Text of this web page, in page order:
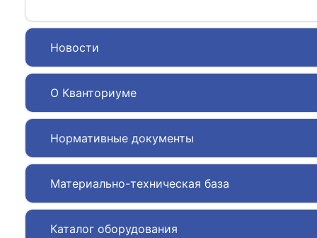
Новости
О Кванториуме
Нормативные документы
Материально-техническая база
Каталог оборудования